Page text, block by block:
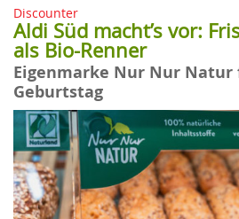
Discounter
Aldi Süd macht’s vor:
als Bio-Renner
Eigenmarke Nur Nur
Geburtstag